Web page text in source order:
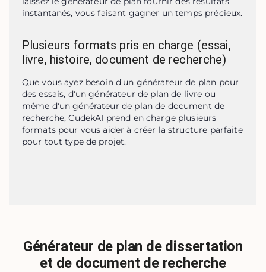
instantanés, vous faisant gagner un temps précieux.
Plusieurs formats pris en charge (essai,
livre, histoire, document de recherche)
Que vous ayez besoin d'un générateur de plan pour
des essais, d'un générateur de plan de livre ou
même d'un générateur de plan de document de
recherche, CudekAI prend en charge plusieurs
formats pour vous aider à créer la structure parfaite
pour tout type de projet.
Générateur de plan de dissertation
et de document de recherche